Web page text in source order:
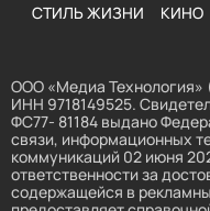
СТИЛЬ ЖИЗНИ КИНО
ООО «Медиа Технология»
ИНН 9718149525.
ФС77- 81184 выдано
связи, информационных
коммуникаций 02 июня
ответственности за
содержащейся в